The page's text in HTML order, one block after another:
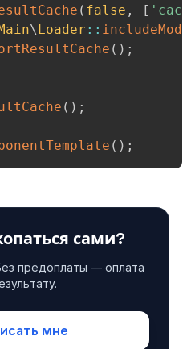
( false , [
\Loader ::
( ) ;
( ) ;
( ) ;
сами?
предоплаты — оплата
мне